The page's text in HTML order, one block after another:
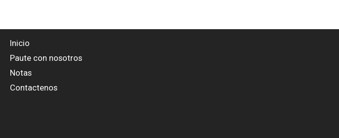
Inicio
Paute con nosotros
Notas
Contactenos